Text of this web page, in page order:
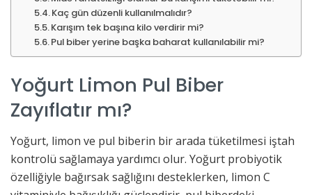
Kaç gün düzenli kullanılmalıdır?
Karışım tek başına kilo verdirir mi?
Pul biber yerine başka baharat kullanılabilir mi?
Yoğurt Limon Pul Biber
Zayıflatır mı?
Yoğurt, limon ve pul biberin bir arada tüketilmesi iştah
kontrolü sağlamaya yardımcı olur. Yoğurt probiyotik
özelliğiyle bağırsak sağlığını desteklerken, limon C